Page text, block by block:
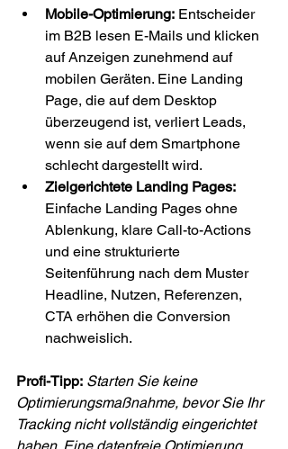
Mobile-Optimierung: Entscheider
im B2B lesen E-Mails und klicken
auf Anzeigen zunehmend auf
mobilen Geräten. Eine Landing
Page, die auf dem Desktop
überzeugend ist, verliert Leads,
wenn sie auf dem Smartphone
schlecht dargestellt wird.
Zielgerichtete Landing Pages:
Einfache Landing Pages ohne
Ablenkung, klare Call-to-Actions
und eine strukturierte
Seitenführung nach dem Muster
Headline, Nutzen, Referenzen,
CTA erhöhen die Conversion
nachweislich.
Profi-Tipp: Starten Sie keine
Optimierungsmaßnahme, bevor Sie Ihr
Tracking nicht vollständig eingerichtet